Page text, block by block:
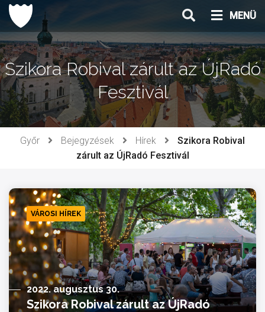
Ugrás
tartalomhoz
MENÜ
Szikora Robival zárult az ÚjRadó
Fesztivál
Győr Bejegyzések Hírek
Szikora Robival
zárult az ÚjRadó Fesztivál
VÁROSI HÍREK
2022. augusztus 30.
Szikora Robival zárult az ÚjRadó